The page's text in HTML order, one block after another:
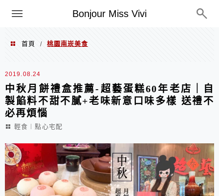
Bonjour Miss Vivi
選單
首頁 / 桃園南崁美食
桃園南崁美食
2019.08.24
中秋月餅禮盒推薦-超藝蛋糕60年老店｜自
製餡料不甜不膩+老味新意口味多樣 送禮不
必再煩惱
輕食︱點心宅配